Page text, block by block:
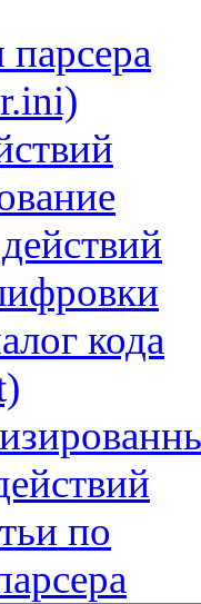
кода
по